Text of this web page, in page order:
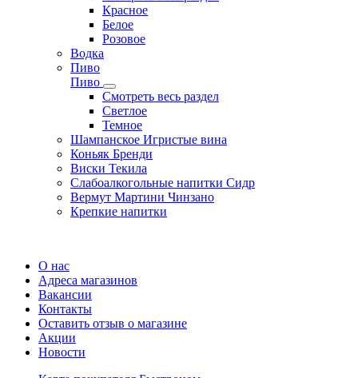
Красное
Белое
Розовое
Водка
Пиво
Пиво
Смотреть весь раздел
Cветлое
Темное
Шампанское Игристые вина
Коньяк Бренди
Виски Текила
Слабоалкогольные напитки Сидр
Вермут Мартини Чинзано
Крепкие напитки
О нас
Адреса магазинов
Вакансии
Контакты
Оставить отзыв о магазине
Акции
Новости